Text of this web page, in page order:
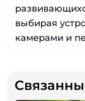
выбирая
камерами и